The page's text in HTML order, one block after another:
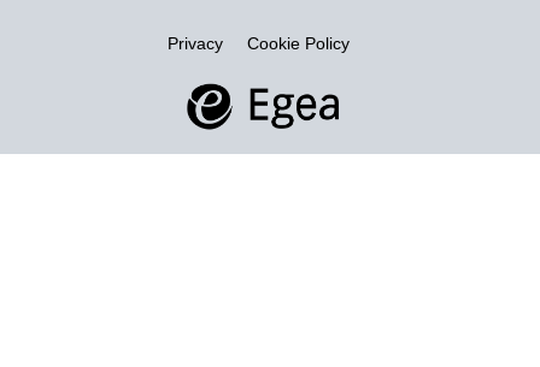
Privacy Cookie Policy